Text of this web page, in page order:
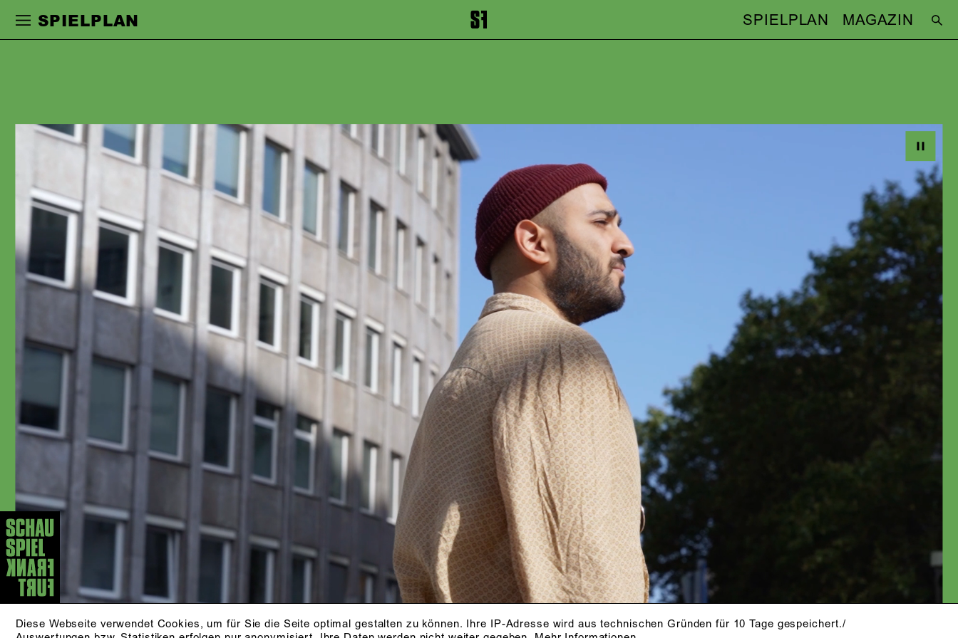
Zur Hauptnavigation springen Zum Footer springen
SPIELPLAN SPIELPLAN MAGAZIN
Diese Webseite verwendet Cookies, um für Sie die Seite optimal gestalten zu können. Ihre IP-Adresse wird aus technischen Gründen für 10 Tage gespeichert./
NAYEBBANDI
wurde 1994 in Shiraz im Iran geboren
und wuchs in Köln auf. Ab 2016
studierte er Schauspiel an der
Hochschule für Musik, Theater und
Medien Hannover. Während des
Studiums arbeitete er am Schauspiel
Hannover mit Tom Kühnel und Brit
Bartkowiak. 2018 erhielt er den
Solopreis als bester Schauspieler beim
29. Bundeswettbewerb
deutschsprachiger
Schauspielstudierender, im gleichen
Ensemblemitglied ans Nationaltheater
Mannheim, wo er mit Regisseur:innen
wie Florian Hertweck, Charlotte
Sprenger und Ewelina Marciniak
arbeitete. 2019 wurde er in der
Kritikerumfrage der Zeitschrift »Theater
nominiert. Mit der Spielzeit 2023/24
wechselte er ans Schauspiel Frankfurt.
AKTUELLE STÜCKE
KLEINER MANN - WAS
NUN?
nach Hans Fallada